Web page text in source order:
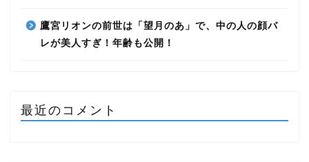
鷹宮リオンの前世は「望月のあ」で、中の人の顔バ
レが美人すぎ！年齢も公開！
最近のコメント